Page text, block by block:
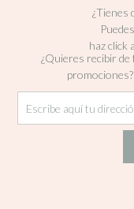
¿Tienes
haz click
¿Quieres recibir